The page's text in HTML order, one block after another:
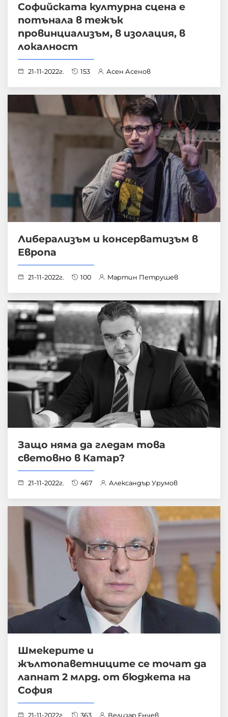
Софийската културна сцена е
потънала в тежък
провинциализъм, в изолация, в
локалност
21-11-2022г. 153 Асен Асенов
Либерализъм и консерватизъм в
Европа
21-11-2022г. 100 Мартин Петрушев
Защо няма да гледам това
световно в Катар?
21-11-2022г. 467 Александър Урумов
Шмекерите и
жълтопаветниците се точат да
лапнат 2 млрд. от бюджета на
София
21-11-2022г. 363 Велизар Енчев